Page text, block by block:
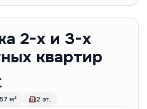
1/9
2-х и 3-х
квартир
57 м² 2 эт.